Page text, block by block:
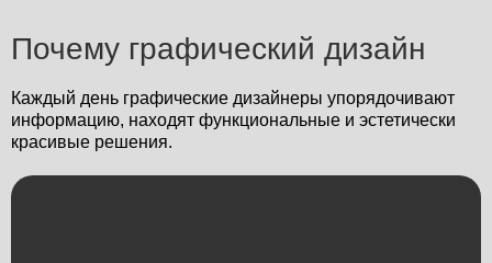
Почему графический дизайн
Каждый день графические дизайнеры упорядочивают
информацию, находят функциональные и эстетически
красивые решения.